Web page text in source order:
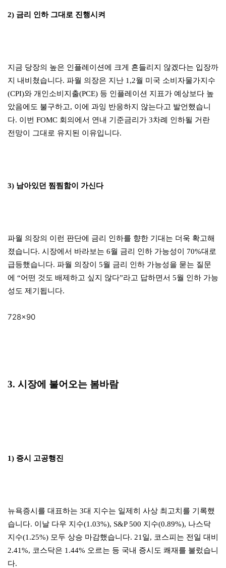
2) 금리 인하 그대로 진행시켜
지금 당장의 높은 인플레이션에 크게 흔들리지 않겠다는 입장까
지 내비쳤습니다. 파월 의장은 지난 1,2월 미국 소비자물가지수
(CPI)와 개인소비지출(PCE) 등 인플레이션 지표가 예상보다 높
았음에도 불구하고, 이에 과잉 반응하지 않는다고 발언했습니
다. 이번 FOMC 회의에서 연내 기준금리가 3차례 인하될 거란
전망이 그대로 유지된 이유입니다.
3) 남아있던 찜찜함이 가신다
파월 의장의 이런 판단에 금리 인하를 향한 기대는 더욱 확고해
졌습니다. 시장에서 바라보는 6월 금리 인하 가능성이 70%대로
급등했습니다. 파월 의장이 5월 금리 인하 가능성을 묻는 질문
에 “어떤 것도 배제하고 싶지 않다”라고 답하면서 5월 인하 가능
성도 제기됩니다.
728×90
3. 시장에 불어오는 봄바람
1) 증시 고공행진
뉴욕증시를 대표하는 3대 지수는 일제히 사상 최고치를 기록했
습니다. 이날 다우 지수(1.03%), S&P 500 지수(0.89%), 나스닥
지수(1.25%) 모두 상승 마감했습니다. 21일, 코스피는 전일 대비
2.41%, 코스닥은 1.44% 오르는 등 국내 증시도 쾌재를 불렀습니
다.